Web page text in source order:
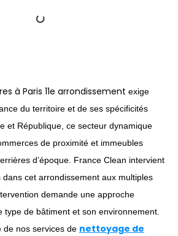
à Paris 11e arrondissement exige
du territoire et de ses spécificités
et République, ce secteur dynamique
de proximité et immeubles
d’époque. France Clean intervient
cet arrondissement aux multiples
demande une approche
type de bâtiment et son environnement.
de nos services de nettoyage de